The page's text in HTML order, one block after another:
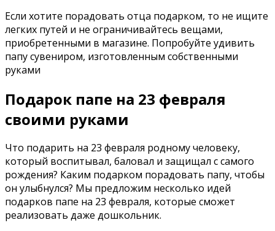
Если хотите порадовать отца подарком, то не ищите
легких путей и не ограничивайтесь вещами,
приобретенными в магазине. Попробуйте удивить
папу сувениром, изготовленным собственными
руками
Подарок папе на 23 февраля
своими руками
Что подарить на 23 февраля родному человеку,
который воспитывал, баловал и защищал с самого
рождения? Каким подарком порадовать папу, чтобы
он улыбнулся? Мы предложим несколько идей
подарков папе на 23 февраля, которые сможет
реализовать даже дошкольник.